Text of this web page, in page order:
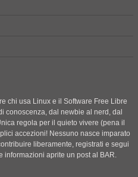
chi usa Linux e il Software Free Libre
conoscenza, dal newbie al nerd, dal
regola per il quieto vivere (pena il
accezioni! Nessuno nasce imparato
liberamente, registrati e segui
informazioni aprite un post al BAR.